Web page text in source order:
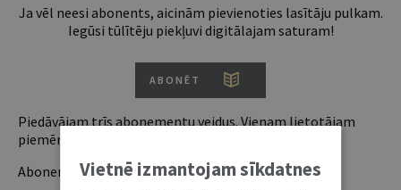
Ja vēl neesi abonents, aicinām pievienoties lasītāju pulkam.
Iegūsi tūlītēju piekļuvi digitālajam saturam!
ABONĒT
Piedāvājam trīs abonementu veidus. Vienam lietotājam
piemērotākais ir "Mazais" (3, 6 un 12 mēnešiem).
Abonentu ieguvumi:Vietnē izmantojam sīkdatnes